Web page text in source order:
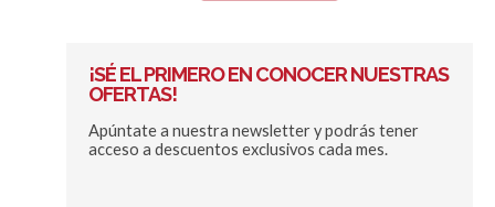
¡SÉ EL PRIMERO EN CONOCER NUESTRAS
OFERTAS!
Apúntate a nuestra newsletter y podrás tener
acceso a descuentos exclusivos cada mes.